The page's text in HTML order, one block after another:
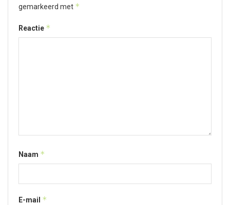
gemarkeerd met *
Reactie *
Naam *
E-mail *